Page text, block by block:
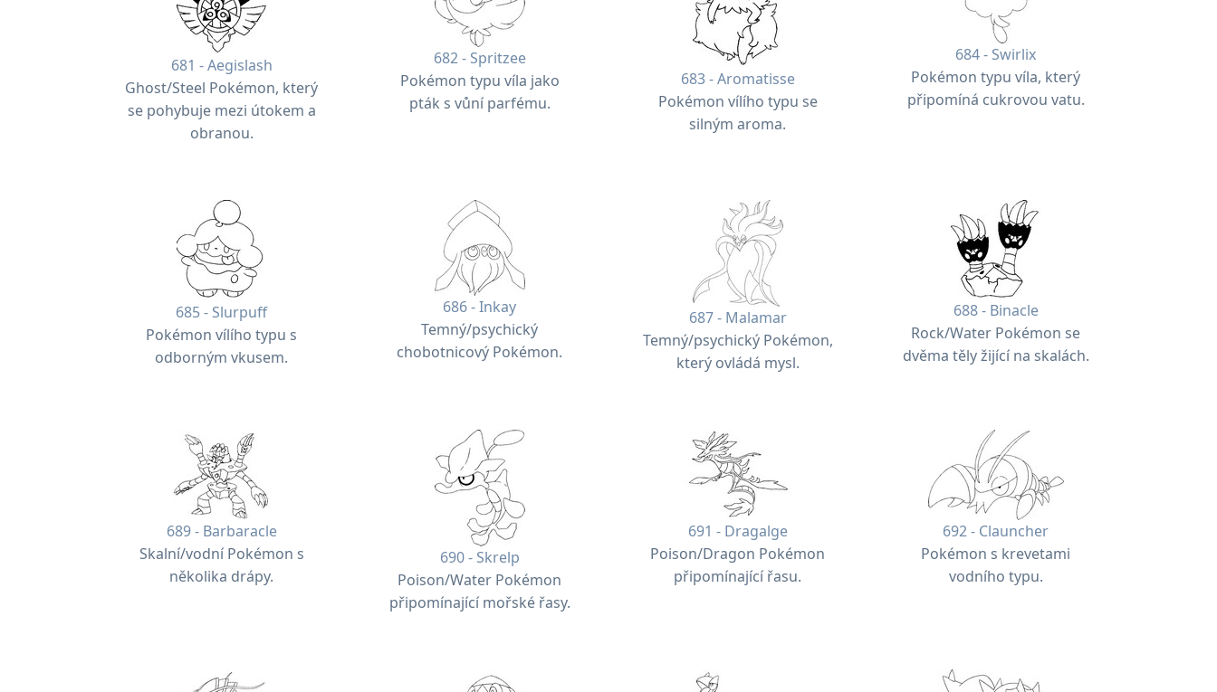
681 - Aegislash
Ghost/Steel Pokémon, který
se pohybuje mezi útokem a
obranou.
682 - Spritzee
Pokémon typu víla jako
pták s vůní parfému.
683 - Aromatisse
Pokémon vílího typu se
silným aroma.
684 - Swirlix
Pokémon typu víla, který
připomíná cukrovou vatu.
685 - Slurpuff
Pokémon vílího typu s
odborným vkusem.
686 - Inkay
Temný/psychický
chobotnicový Pokémon.
687 - Malamar
Temný/psychický Pokémon,
který ovládá mysl.
688 - Binacle
Rock/Water Pokémon se
dvěma těly žijící na skalách.
689 - Barbaracle
Skalní/vodní Pokémon s
několika drápy.
690 - Skrelp
Poison/Water Pokémon
připomínající mořské řasy.
691 - Dragalge
Poison/Dragon Pokémon
připomínající řasu.
692 - Clauncher
Pokémon s krevetami
vodního typu.